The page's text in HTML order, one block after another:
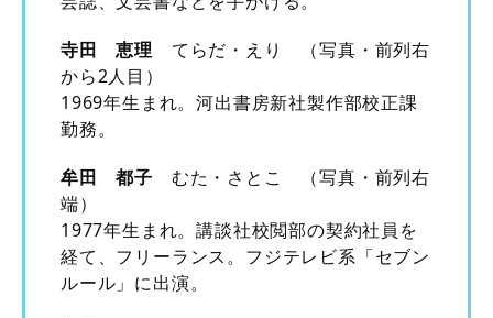
寺田 恵理 てらだ・えり （写真・前列右
から2人目）
1969年生まれ。河出書房新社製作部校正課
勤務。
牟田 都子 むた・さとこ （写真・前列右
端）
1977年生まれ。講談社校閲部の契約社員を
経て、フリーランス。フジテレビ系「セブン
ルール」に出演。